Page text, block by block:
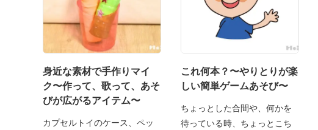
身近な素材で手作りマイ
ク〜作って、歌って、あそ
びが広がるアイテム〜
カプセルトイのケース、ペッ
これ何本？〜やりとりが楽
しい簡単ゲームあそび〜
ちょっとした合間や、何かを
待っている時、ちょっとこち